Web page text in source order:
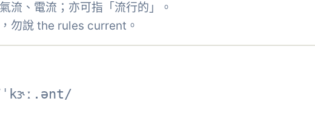
流、電流；亦可指「流行的」。
勿說 the rules current。